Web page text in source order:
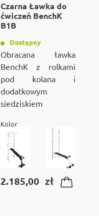
Czarna Ławka do
ćwiczeń BenchK
B1B
Dostępny
Obracana ławka
BenchK z rolkami
pod kolana i
dodatkowym
siedziskiem
Kolor
2.185,00 zł